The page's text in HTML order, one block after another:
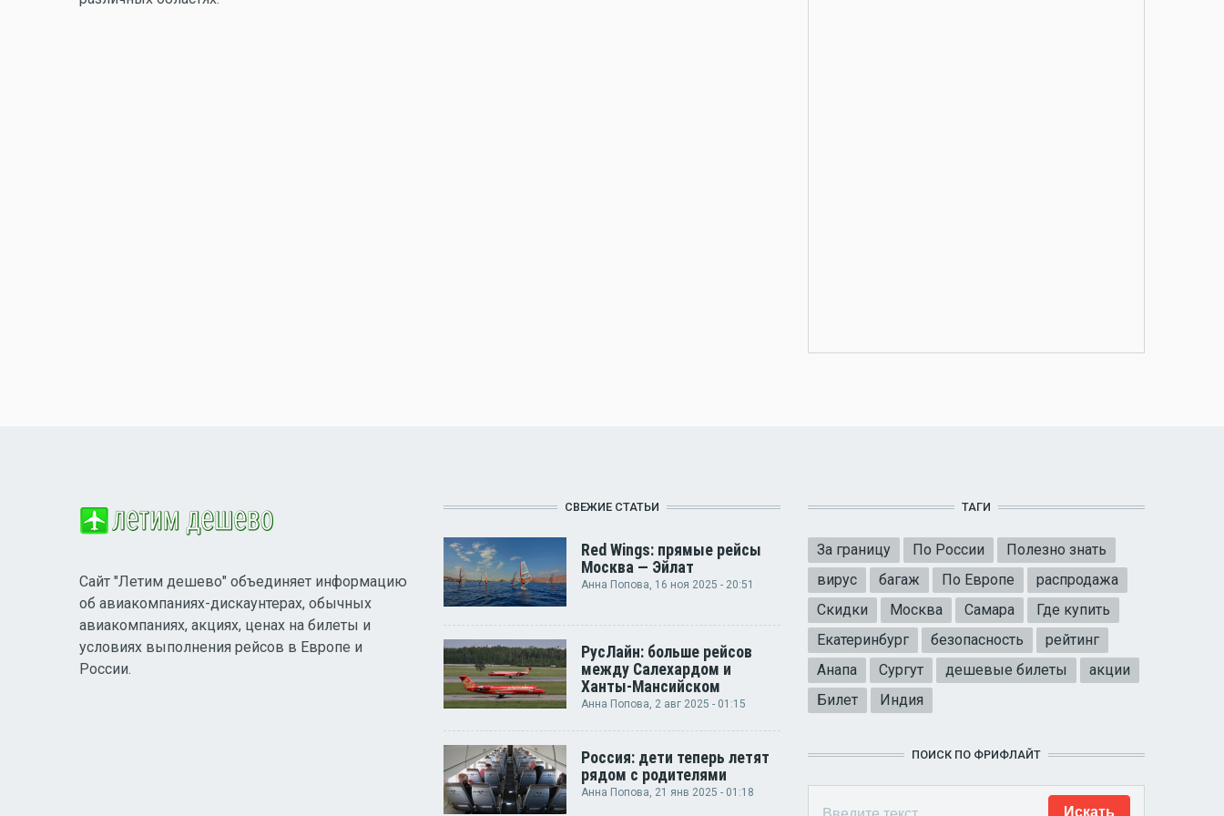
Сайт "Летим дешево" объединяет информацию
об авиакомпаниях-дискаунтерах, обычных
авиакомпаниях, акциях, ценах на билеты и
условиях выполнения рейсов в Европе и
России.
СВЕЖИЕ СТАТЬИ
Red Wings: прямые рейсы
Москва — Эйлат
Анна Попова, 16 ноя 2025 - 20:51
РусЛайн: больше рейсов
между Салехардом и
Ханты-Мансийском
Анна Попова, 2 авг 2025 - 01:15
Россия: дети теперь летят
рядом с родителями
Анна Попова, 21 янв 2025 - 01:18
ТАГИ
За границу По России
Полезно знать
вирус
багаж По Европе
распродажа
Скидки
Москва Самара
Где купить
Екатеринбург
безопасность
рейтинг
Анапа
Сургут дешевые билеты
акции
Билет
Индия
ПОИСК ПО ФРИФЛАЙТ